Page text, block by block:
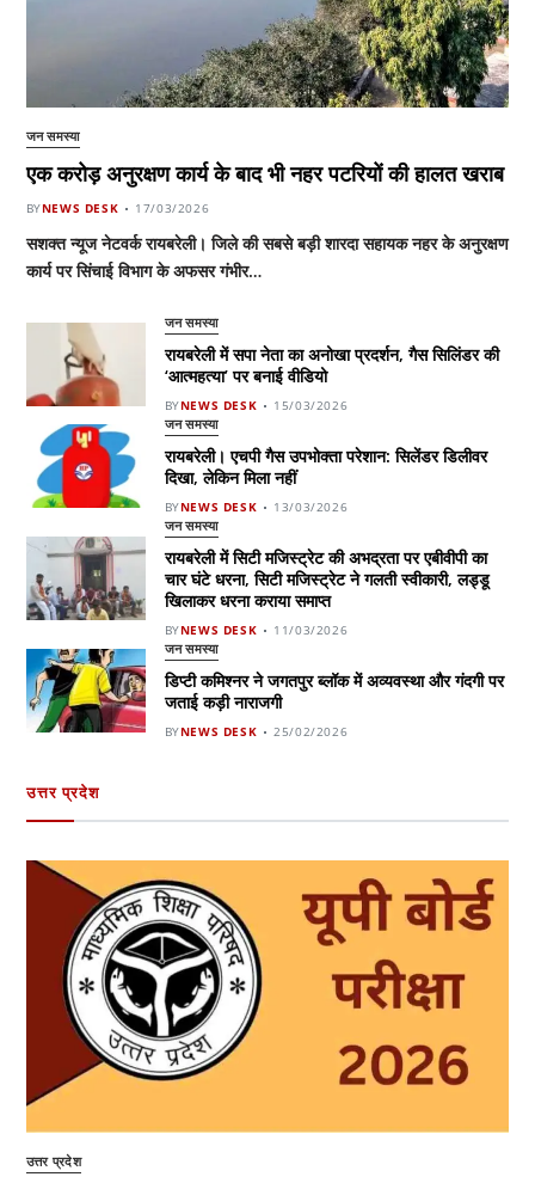
जन समस्या
एक करोड़ अनुरक्षण कार्य के बाद भी नहर पटरियों की हालत खराब
BYNEWS DESK 17/03/2026
सशक्त न्यूज नेटवर्क रायबरेली। जिले की सबसे बड़ी शारदा सहायक नहर के अनुरक्षण
कार्य पर सिंचाई विभाग के अफसर गंभीर…
जन समस्या
रायबरेली में सपा नेता का अनोखा प्रदर्शन, गैस सिलिंडर की
‘आत्महत्या’ पर बनाई वीडियो
BYNEWS DESK 15/03/2026
जन समस्या
रायबरेली। एचपी गैस उपभोक्ता परेशान: सिलेंडर डिलीवर
दिखा, लेकिन मिला नहीं
BYNEWS DESK 13/03/2026
जन समस्या
रायबरेली में सिटी मजिस्ट्रेट की अभद्रता पर एबीवीपी का
चार घंटे धरना, सिटी मजिस्ट्रेट ने गलती स्वीकारी, लड्डू
खिलाकर धरना कराया समाप्त
BYNEWS DESK 11/03/2026
जन समस्या
डिप्टी कमिश्नर ने जगतपुर ब्लॉक में अव्यवस्था और गंदगी पर
जताई कड़ी नाराजगी
BYNEWS DESK 25/02/2026
उत्तर प्रदेश
उत्तर प्रदेश